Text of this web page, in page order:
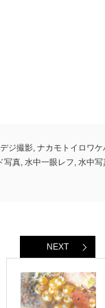
ジ撮影, ナカモトイロワケ
写真, 水中一眼レフ, 水中写
NEXT